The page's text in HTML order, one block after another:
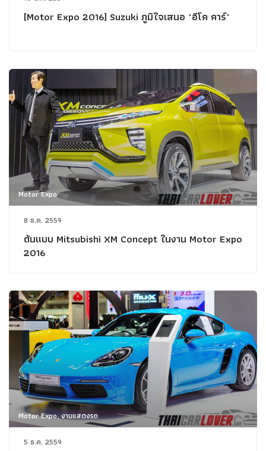
[Motor Expo 2016] Suzuki ภูมิใจเสนอ "อีโค คาร์"
Motor Expo
8 ธ.ค. 2559
ต้นแบบ Mitsubishi XM Concept ในงาน Motor Expo
2016
Motor Expo, งานแสดงรถ
5 ธ.ค. 2559